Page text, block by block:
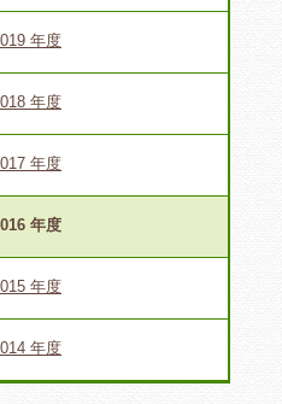
年度
年度
年度
年度
年度
年度